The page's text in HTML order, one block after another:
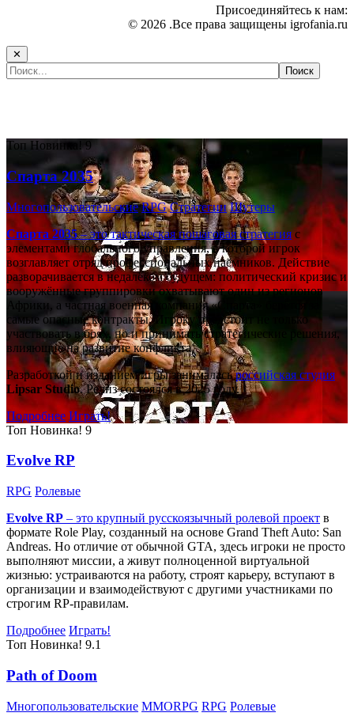
Присоединяйтесь к нам:
© 2026 .Все права защищены igrofania.ru
✕
Топ Новинка! 9
Спарта 2035
Многопользовательские RPG Стратегии Шутеры
Спарта 2035– это тактическаяпошаговая стратегияс
элементами глобального управления, в которой игрок
возглавляет отряд профессиональных наёмников. Действие
разворачивается в недалёком будущем: политический кризис и
вооружённые группировки охватывают один из регионов
Африки, а частная военная компания «Спарта» берётся за
самые опасные контракты. Игроку предстоит не только
участвовать в боях, но и принимать стратегические решения,
влияющие на развитие конфликта.
Разработкой и изданием игры занималасьроссийская студия
Lipsar Studio. Релиз состоялся в 2025 году.
Подробнее Играть!
Топ Новинка! 9
Evolve RP
RPG Ролевые
Evolve RP – это крупный русскоязычный ролевой проект в
формате Role Play, созданный на основе Grand Theft Auto: San
Andreas. Но отличие от обычной GTA, здесь игроки не просто
выполняют миссии, а живут полноценной виртуальной
жизнью: устраиваются на работу, строят карьеру, вступают в
организации и взаимодействуют с другими участниками по
строгим RP-правилам.
Подробнее Играть!
Топ Новинка! 9.1
Path of Doom
Многопользовательские MMORPG RPG Ролевые